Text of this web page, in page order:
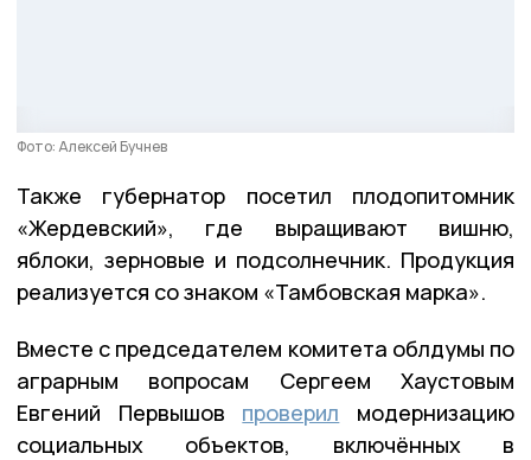
Фото: Алексей Бучнев
Также губернатор посетил плодопитомник
«Жердевский», где выращивают вишню,
яблоки, зерновые и подсолнечник. Продукция
реализуется со знаком «Тамбовская марка».
Вместе с председателем комитета облдумы по
аграрным вопросам Сергеем Хаустовым
Евгений Первышов проверил модернизацию
социальных объектов, включённых в